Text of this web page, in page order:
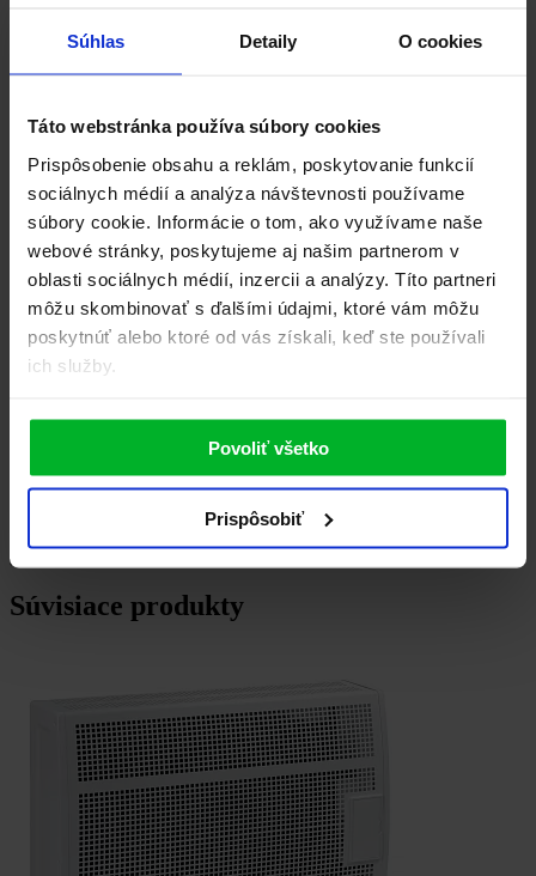
Súhlas Detaily O cookies
Táto webstránka používa súbory cookies
Prispôsobenie obsahu a reklám, poskytovanie funkcií
sociálnych médií a analýza návštevnosti používame
súbory cookie. Informácie o tom, ako využívame naše
webové stránky, poskytujeme aj našim partnerom v
oblasti sociálnych médií, inzercii a analýzy. Títo partneri
môžu skombinovať s ďalšími údajmi, ktoré vám môžu
poskytnúť alebo ktoré od vás získali, keď ste používali
ich služby.
Povoliť všetko
Prispôsobiť
Informační list + energeti...
Recenzie0
Napsat uživatelskou recenzi
Uživatelská recenze
Súvisiace produkty